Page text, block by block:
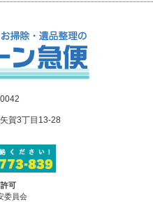
賀3丁目13-28
可
委員会